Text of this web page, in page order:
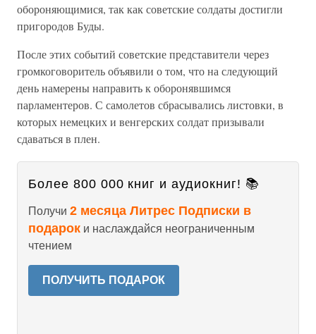
обороняющимися, так как советские солдаты достигли
пригородов Буды.
После этих событий советские представители через
громкоговоритель объявили о том, что на следующий
день намерены направить к оборонявшимся
парламентеров. С самолетов сбрасывались листовки, в
которых немецких и венгерских солдат призывали
сдаваться в плен.
Более 800 000 книг и аудиокниг! 📚
Получи 2 месяца Литрес Подписки в
подарок и наслаждайся неограниченным
чтением
ПОЛУЧИТЬ ПОДАРОК